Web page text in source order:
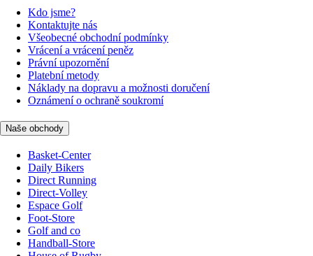
Kdo jsme?
Kontaktujte nás
Všeobecné obchodní podmínky
Vrácení a vrácení peněz
Právní upozornění
Platební metody
Náklady na dopravu a možnosti doručení
Oznámení o ochraně soukromí
Naše obchody
Basket-Center
Daily Bikers
Direct Running
Direct-Volley
Espace Golf
Foot-Store
Golf and co
Handball-Store